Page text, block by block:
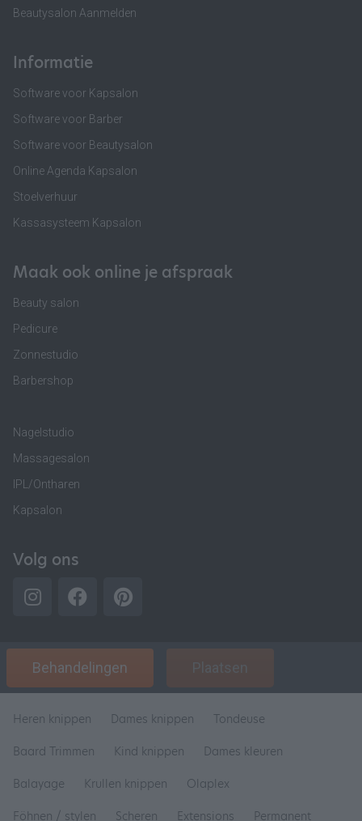
Beautysalon Aanmelden
Informatie
Software voor Kapsalon
Software voor Barber
Software voor Beautysalon
Online Agenda Kapsalon
Stoelverhuur
Kassasysteem Kapsalon
Maak ook online je afspraak
Beauty salon
Pedicure
Zonnestudio
Barbershop
Nagelstudio
Massagesalon
IPL/Ontharen
Kapsalon
Volg ons
Behandelingen Plaatsen
Heren knippen Dames knippen
Tondeuse
Baard Trimmen
Kind knippen
Dames kleuren
Balayage
Krullen knippen
Olaplex
Föhnen / stylen
Scheren Extensions Permanent